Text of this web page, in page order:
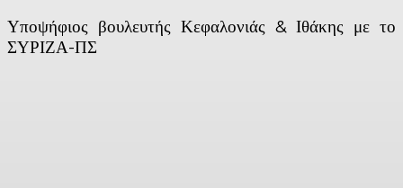
Υποψήφιος βουλευτής Κεφαλονιάς & Ιθάκης με το
ΣΥΡΙΖΑ-ΠΣ